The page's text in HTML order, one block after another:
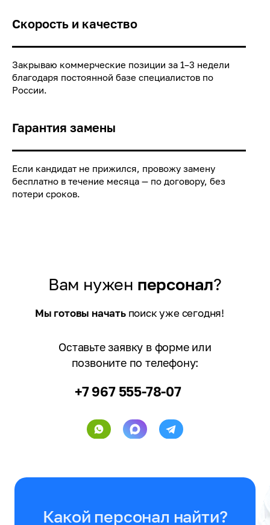
Скорость и качество
Закрываю коммерческие позиции за 1–3 недели
благодаря постоянной базе специалистов по
России.
Гарантия замены
Если кандидат не прижился, провожу замену
бесплатно в течение месяца — по договору, без
потери сроков.
Вам нужен персонал?
+7 967 555-78-07
Оставьте заявку в форме или
позвоните по телефону:
Мы готовы начатьпоиск уже сегодня!
Какой персонал найти?